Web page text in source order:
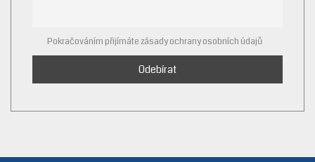
Pokračováním přijímáte zásady ochrany osobních údajů